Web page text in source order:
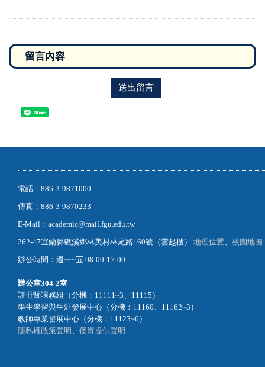
送出留言
Share
電話：886-3-9871000
傳真：886-3-9870233
E-Mail：academic@mail.fgu.edu.tw
262-47宜蘭縣礁溪鄉林美村林尾路160號（雲起樓） 地理位置
校園地圖
辦公時間：週一~五 08:00-17:00
辦公室304-2室
註冊暨課務組（分機：11111~3、11115）
學生學習與生涯發展中心（分機：11160、11162~3）
教師專業發展中心（分機：11123~6）
隱私權政策聲明
個資提供聲明